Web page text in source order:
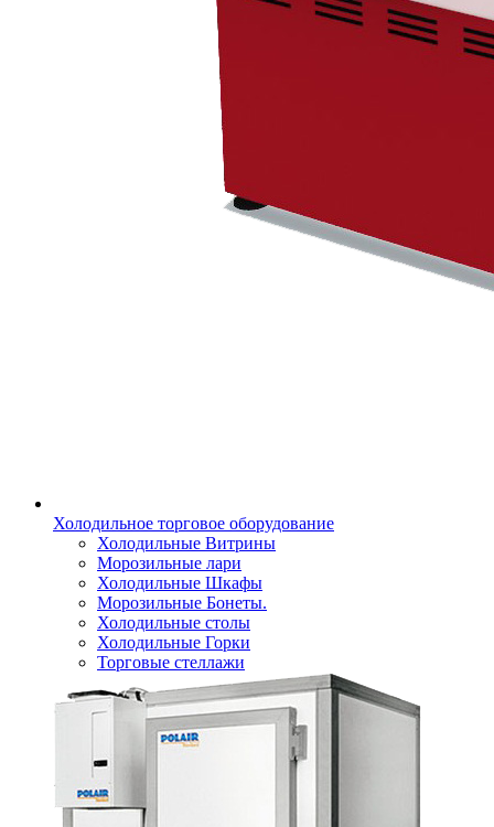
Холодильное торговое оборудование
Холодильные Витрины
Морозильные лари
Холодильные Шкафы
Морозильные Бонеты.
Холодильные столы
Холодильные Горки
Торговые стеллажи